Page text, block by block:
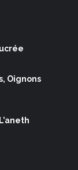
Oignons